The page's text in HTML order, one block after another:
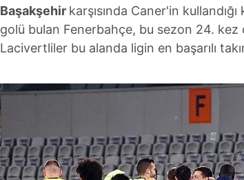
Başakşehir karşısında Caner'in
golü bulan Fenerbahçe, bu sezon 24.
Lacivertliler bu alanda ligin en başarılı